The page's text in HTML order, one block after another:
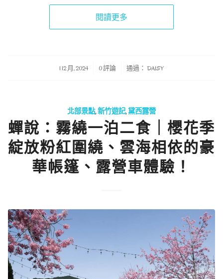
閱讀更多
1 12 月, 2024
/ 0 評論 通過： DAISY
北部景點,新竹遊記,黛西露營
蟬說：霧繞一泊二食｜櫻花季
綻放粉紅圍繞、雲海相依的豪
華帳篷、露營車體驗！